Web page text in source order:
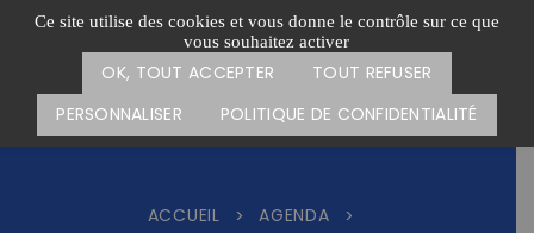
Ce site utilise des cookies et vous donne le contrôle sur ce que
vous souhaitez activer
OK, TOUT ACCEPTER
TOUT REFUSER
PERSONNALISER
POLITIQUE DE CONFIDENTIALITÉ
Passer
Menu
CARTE DES ACTIONS FAIRE UN DON
ACCUEIL > AGENDA
>